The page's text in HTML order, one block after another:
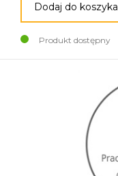
Dodaj do koszyka
Produkt dostępny